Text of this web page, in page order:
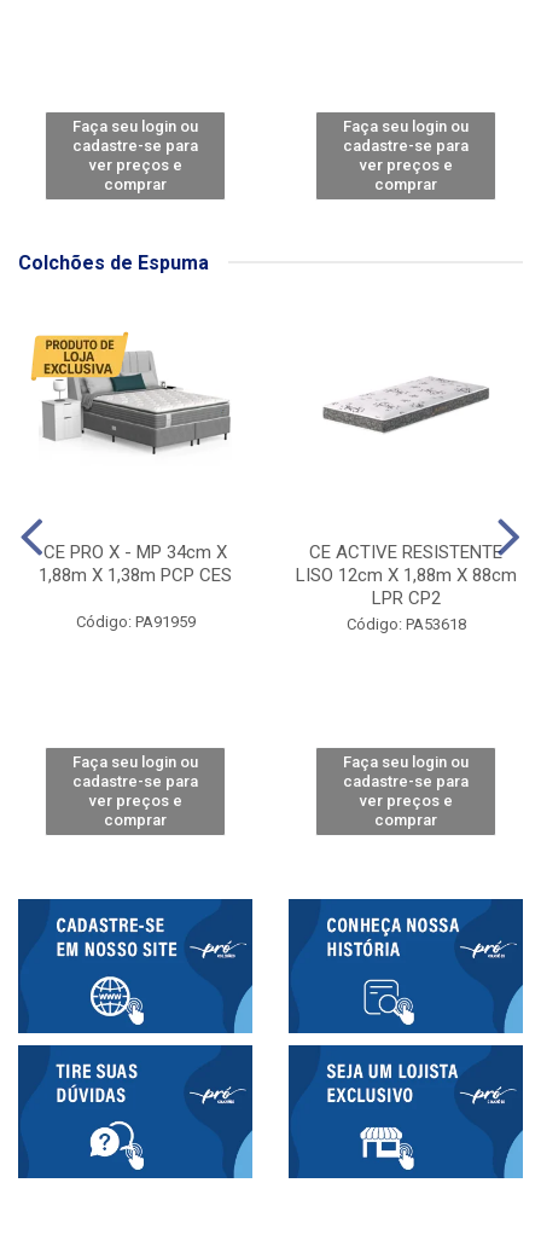
Faça seu login ou
cadastre-se para
ver preços e
comprar
Faça seu login ou
cadastre-se para
ver preços e
comprar
Colchões de Espuma
CE PRO X - MP 34cm X
1,88m X 1,38m PCP CES
Código: PA91959
Faça seu login ou
cadastre-se para
ver preços e
comprar
CE ACTIVE RESISTENTE
LISO 12cm X 1,88m X 88cm
LPR CP2
Código: PA53618
Faça seu login ou
cadastre-se para
ver preços e
comprar